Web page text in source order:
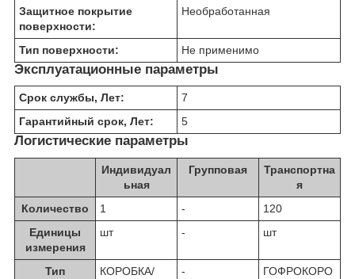
Защитное покрытие
поверхности:
Необработанная
Тип поверхности: Не применимо
Эксплуатационные параметры
Срок службы, Лет:
7
Гарантийный срок, Лет:
5
Логистические параметры
Индивидуал
ьная
Групповая
Транспортна
я
Количество
1 -
120
Единицы
измерения
шт - шт
Тип
КОРОБКА/
-
ГОФРОКОРО